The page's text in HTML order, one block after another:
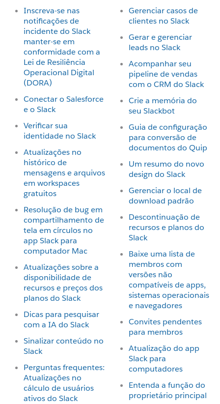
Inscreva-se nas
notificações de
incidente do Slack
manter-se em
conformidade com a
Lei de Resiliência
Operacional Digital
(DORA)
Conectar o Salesforce
e o Slack
Verificar sua
identidade no Slack
Atualizações no
histórico de
mensagens e arquivos
em workspaces
gratuitos
Resolução de bug em
compartilhamento de
tela em círculos no
app Slack para
computador Mac
Atualizações sobre a
disponibilidade de
recursos e preços dos
planos do Slack
Dicas para pesquisar
com a IA do Slack
Sinalizar conteúdo no
Slack
Perguntas frequentes:
Atualizações no
cálculo de usuários
ativos do Slack
Gerenciar casos de
clientes no Slack
Gerar e gerenciar
leads no Slack
Acompanhar seu
pipeline de vendas
com o CRM do Slack
Crie a memória do
seu Slackbot
Guia de configuração
para conversão de
documentos do Quip
Um resumo do novo
design do Slack
Gerenciar o local de
download padrão
Descontinuação de
recursos e planos do
Slack
Baixe uma lista de
membros com
versões não
compatíveis de apps,
sistemas operacionais
e navegadores
Convites pendentes
para membros
Atualização do app
Slack para
computadores
Entenda a função do
proprietário principal